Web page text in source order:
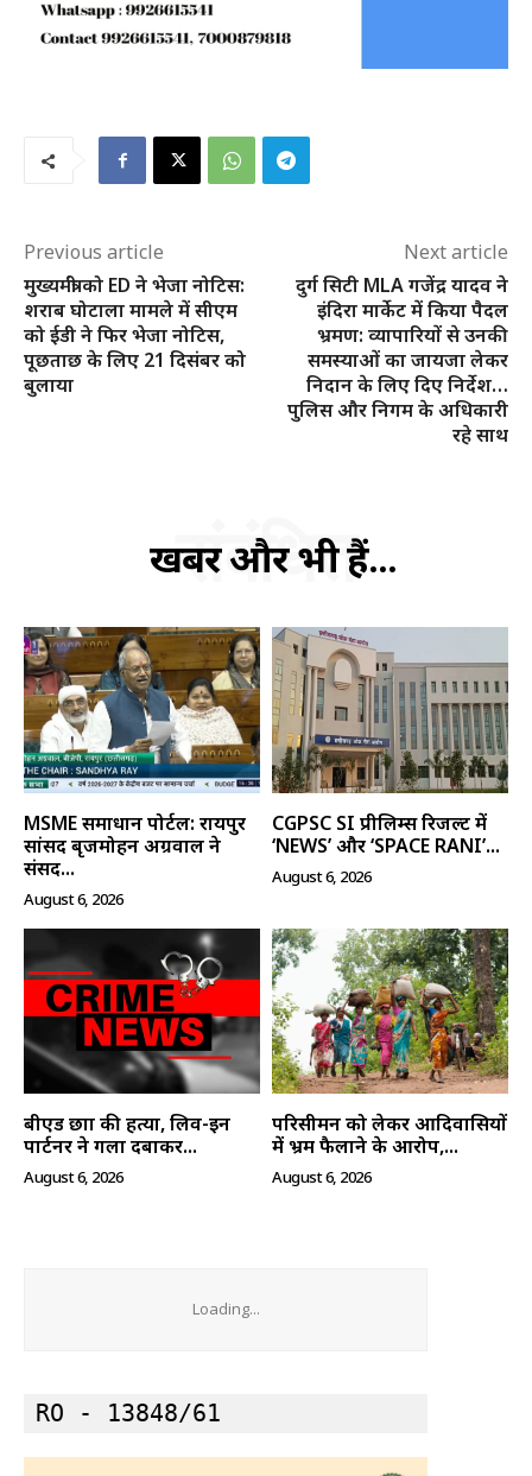
क्विक लिंक्स
संपर्क करें
Previous article
मुख्यमंत्री को ED ने भेजा नोटिस:
शराब घोटाला मामले में सीएम
को ईडी ने फिर भेजा नोटिस,
पूछताछ के लिए 21 दिसंबर को
बुलाया
Next article
दुर्ग सिटी MLA गजेंद्र यादव ने
इंदिरा मार्केट में किया पैदल
भ्रमण: व्यापारियों से उनकी
समस्याओं का जायजा लेकर
निदान के लिए दिए निर्देश…
पुलिस और निगम के अधिकारी
रहे साथ
खबरें और भी हैं...
संबंधित
MSME समाधान पोर्टल: रायपुर
सांसद बृजमोहन अग्रवाल ने
संसद...
August 6, 2026
CGPSC SI प्रीलिम्स रिजल्ट में
‘NEWS’ और ‘SPACE RANI’...
August 6, 2026
बीएड छात्रा की हत्या, लिव-इन
पार्टनर ने गला दबाकर...
August 6, 2026
परिसीमन को लेकर आदिवासियों
में भ्रम फैलाने के आरोप,...
August 6, 2026
Loading...
RO - 13848/61